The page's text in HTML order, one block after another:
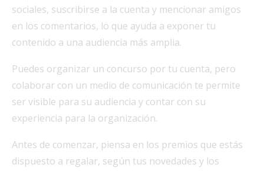
sociales, suscribirse a la cuenta y mencionar amigos
en los comentarios, lo que ayuda a exponer tu
contenido a una audiencia más amplia.
Puedes organizar un concurso por tu cuenta, pero
colaborar con un medio de comunicación te permite
ser visible para su audiencia y contar con su
experiencia para la organización.
Antes de comenzar, piensa en los premios que estás
dispuesto a regalar, según tus novedades y los